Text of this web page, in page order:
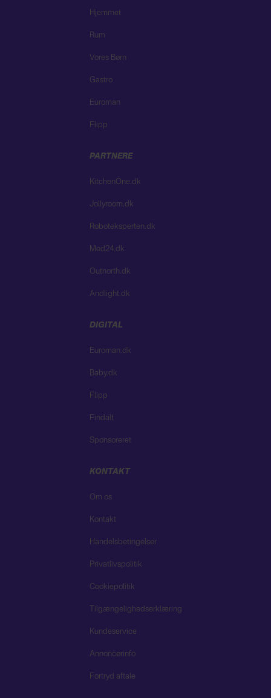
Hjemmet
Rum
Vores Børn
Gastro
Euroman
Flipp
PARTNERE
KitchenOne.dk
Jollyroom.dk
Roboteksperten.dk
Med24.dk
Outnorth.dk
Andlight.dk
DIGITAL
Euroman.dk
Baby.dk
Flipp
Findalt
Sponsoreret
KONTAKT
Om os
Kontakt
Handelsbetingelser
Privatlivspolitik
Cookiepolitik
Tilgængelighedserklæring
Kundeservice
Annoncørinfo
Fortryd aftale